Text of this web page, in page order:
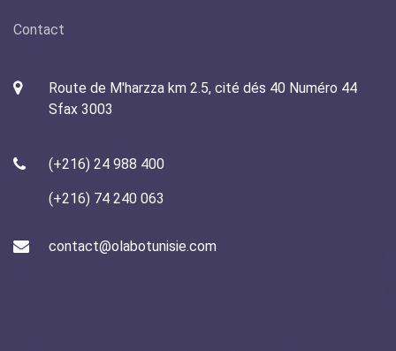
Contact
Route de M'harzza km 2.5, cité dés 40 Numéro 44
Sfax 3003
(+216) 24 988 400
(+216) 74 240 063
contact@olabotunisie.com